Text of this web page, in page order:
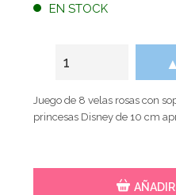
EN STOCK
▲
Juego de 8 velas rosas con
princesas Disney de 10 cm